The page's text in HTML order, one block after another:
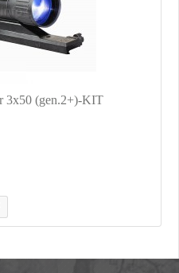
3x50 (gen.2+)-KIT